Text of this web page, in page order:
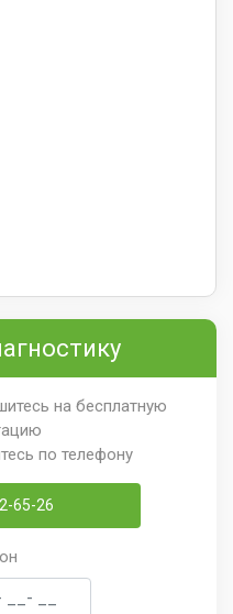
на бесплатную
по телефону
65-26